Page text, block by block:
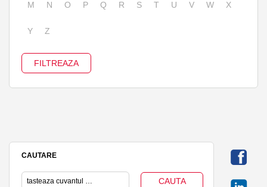
M N O P Q R S T U V W X
Y Z
CAUTARE